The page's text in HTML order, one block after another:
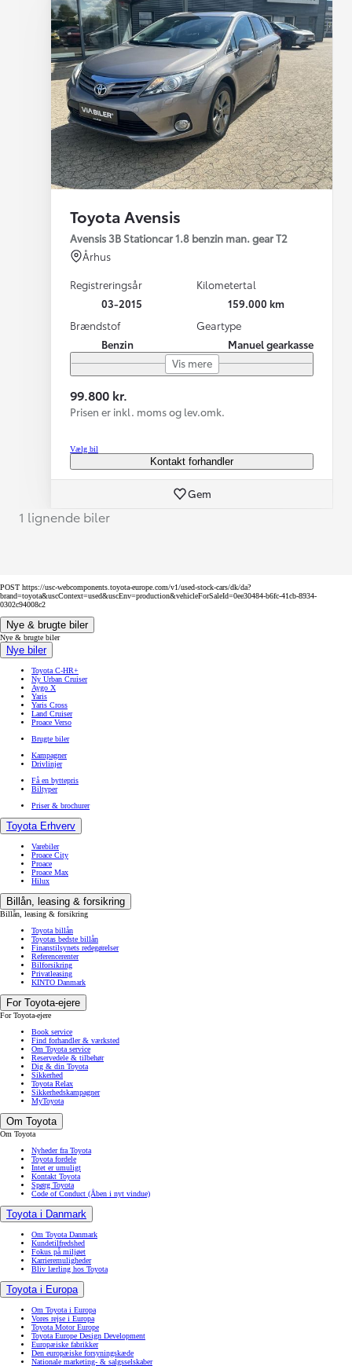
Toyota Avensis
Avensis 3B Stationcar 1.8 benzin man. gear T2
Århus
Registreringsår
03-2015
Kilometertal
159.000 km
Brændstof
Benzin
Geartype
Manuel gearkasse
Vis mere
99.800 kr.
Prisen er inkl. moms og lev.omk.
Vælg bil
Kontakt forhandler
Gem
1 lignende biler
POST https://usc-webcomponents.toyota-europe.com/v1/used-stock-cars/dk/da?
brand=toyota&uscContext=used&uscEnv=production&vehicleForSaleId=0ee30484-b6fc-41cb-8934-
0302c94008c2
Nye & brugte biler
Nye & brugte biler
Nye biler
Toyota C-HR+
Ny Urban Cruiser
Aygo X
Yaris
Yaris Cross
Land Cruiser
Proace Verso
Brugte biler
Kampagner
Drivlinjer
Få en byttepris
Biltyper
Priser & brochurer
Toyota Erhverv
Varebiler
Proace City
Proace
Proace Max
Hilux
Billån, leasing & forsikring
Billån, leasing & forsikring
Toyota billån
Toyotas bedste billån
Finanstilsynets redegørelser
Referencerenter
Bilforsikring
Privatleasing
KINTO Danmark
For Toyota-ejere
For Toyota-ejere
Book service
Find forhandler & værksted
Om Toyota service
Reservedele & tilbehør
Dig & din Toyota
Sikkerhed
Toyota Relax
Sikkerhedskampagner
MyToyota
Om Toyota
Om Toyota
Nyheder fra Toyota
Toyota fordele
Intet er umuligt
Kontakt Toyota
Spørg Toyota
Code of Conduct (Åben i nyt vindue)
Toyota i Danmark
Om Toyota Danmark
Kundetilfredshed
Fokus på miljøet
Karrieremuligheder
Bliv lærling hos Toyota
Toyota i Europa
Om Toyota i Europa
Vores rejse i Europa
Toyota Motor Europe
Toyota Europe Design Development
Europæiske fabrikker
Den europæiske forsyningskæde
Nationale marketing- & salgsselskaber